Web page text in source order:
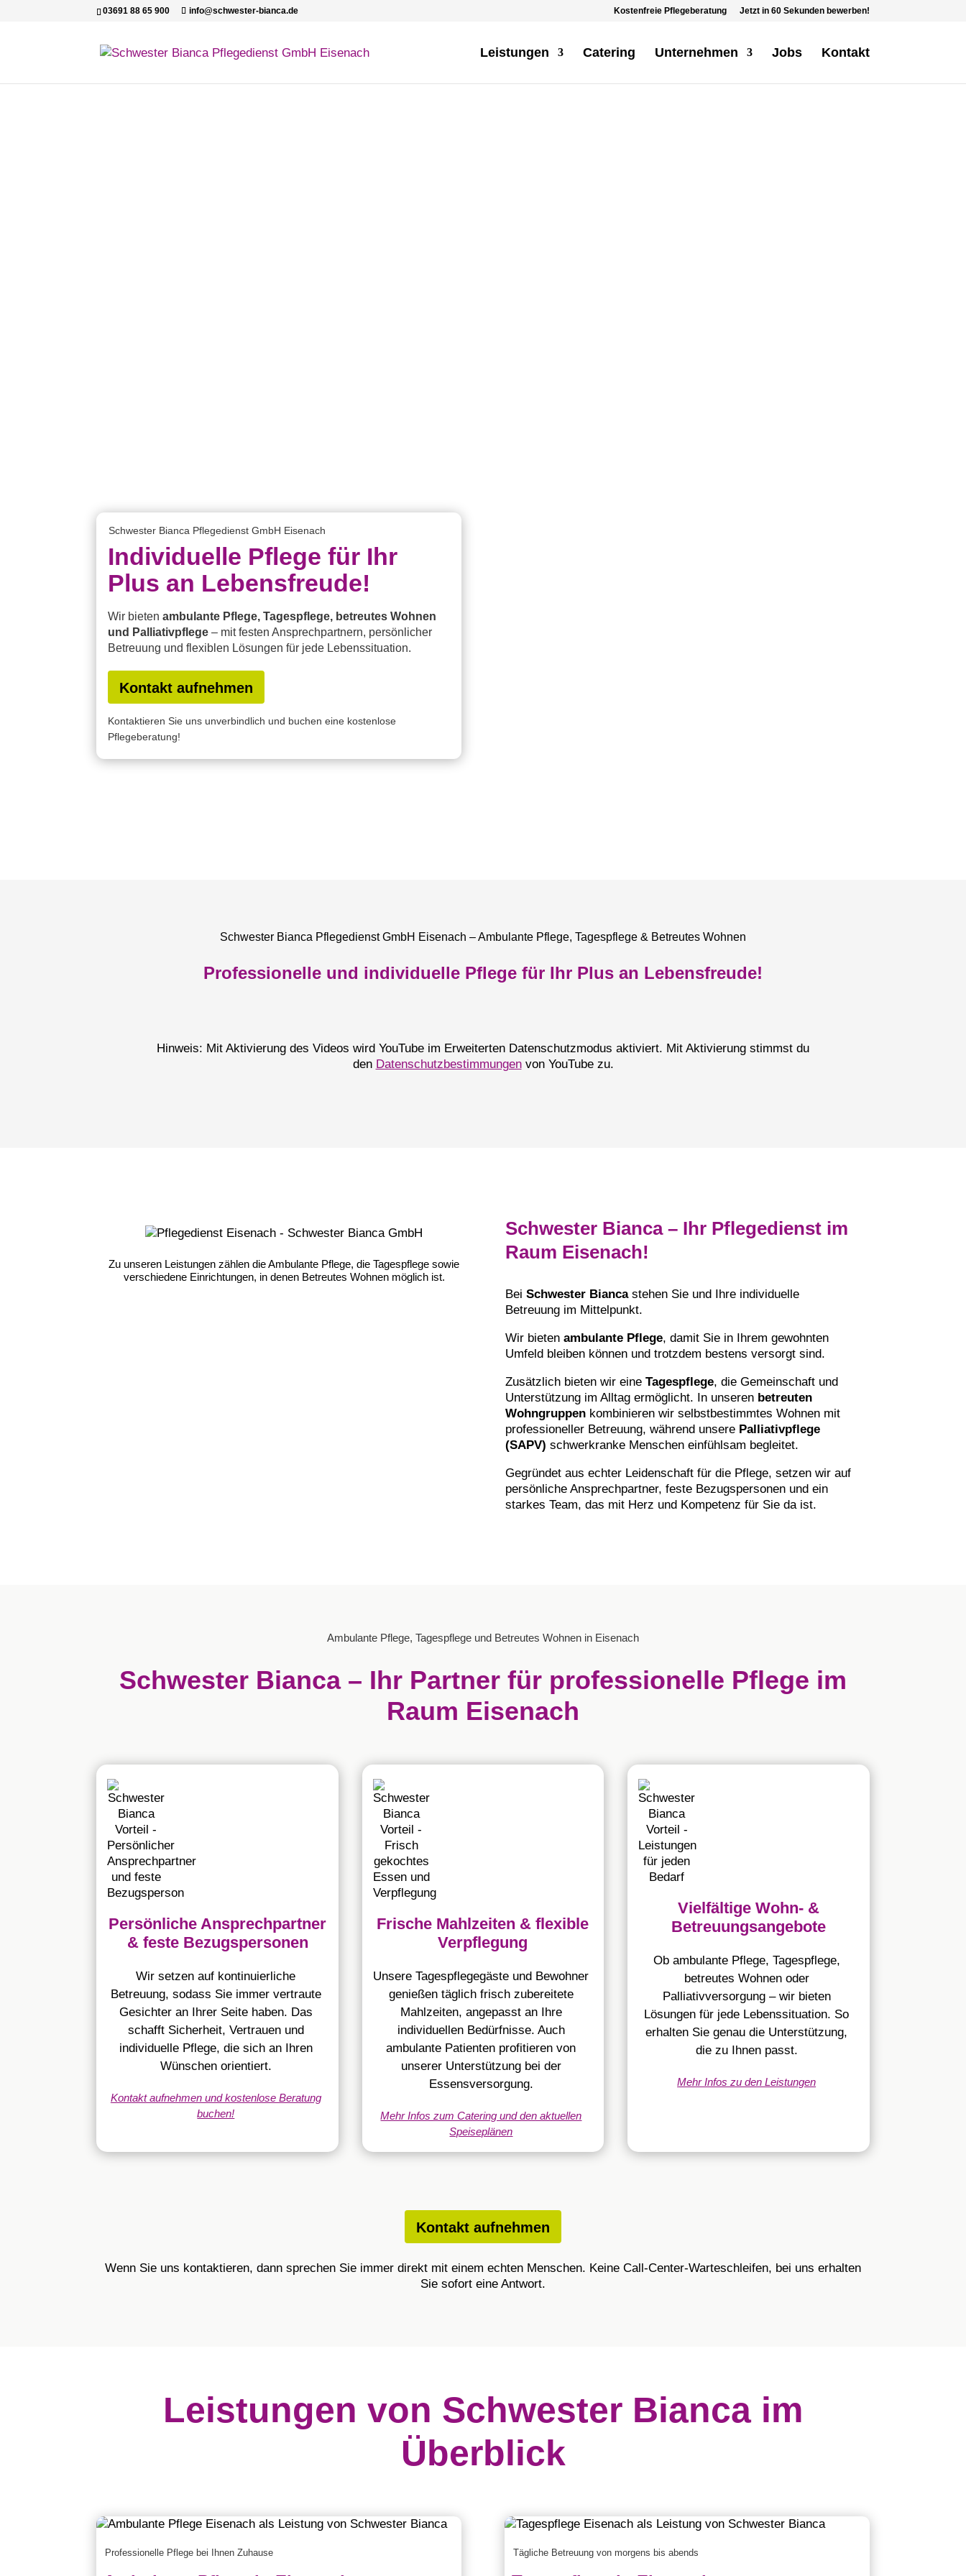
03691 88 65 900 info@schwester-bianca.de Kostenfreie Pflegeberatung Jetzt in 60 Sekunden bewerben!
Leistungen Catering Unternehmen Jobs Kontakt
Schwester Bianca Pflegedienst GmbH Eisenach
Individuelle Pflege für Ihr
Plus an Lebensfreude!
Wir bietenambulante Pflege, Tagespflege, betreutes Wohnen
und Palliativpflege – mit festen Ansprechpartnern, persönlicher
Betreuung und flexiblen Lösungen für jede Lebenssituation.
Kontakt aufnehmen
Kontaktieren Sie uns unverbindlich und buchen eine kostenlose
Pflegeberatung!
Schwester Bianca Pflegedienst GmbH Eisenach – Ambulante Pflege, Tagespflege & Betreutes Wohnen
Professionelle und individuelle Pflege für Ihr Plus an Lebensfreude!
Hinweis: Mit Aktivierung des Videos wird YouTube im Erweiterten Datenschutzmodus aktiviert. Mit Aktivierung stimmst du
den Datenschutzbestimmungenvon YouTube zu.
Zu unseren Leistungen zählen die Ambulante Pflege, die Tagespflege sowie
verschiedene Einrichtungen, in denen Betreutes Wohnen möglich ist.
Schwester Bianca – Ihr Pflegedienst im
Raum Eisenach!
BeiSchwester Biancastehen Sie und Ihre individuelle
Betreuung im Mittelpunkt.
Wir bietenambulante Pflege, damit Sie in Ihrem gewohnten
Umfeld bleiben können und trotzdem bestens versorgt sind.
Zusätzlich bieten wir eineTagespflege, die Gemeinschaft und
Unterstützung im Alltag ermöglicht. In unseren betreuten
Wohngruppen kombinieren wir selbstbestimmtes Wohnen mit
professioneller Betreuung, während unsere Palliativpflege
(SAPV) schwerkranke Menschen einfühlsam begleitet.
Gegründet aus echter Leidenschaft für die Pflege, setzen wir auf
persönliche Ansprechpartner, feste Bezugspersonen und ein
starkes Team, das mit Herz und Kompetenz für Sie da ist.
Ambulante Pflege, Tagespflege und Betreutes Wohnen in Eisenach
Schwester Bianca – Ihr Partner für professionelle Pflege im
Raum Eisenach
Persönliche Ansprechpartner
& feste Bezugspersonen
Wir setzen auf kontinuierliche
Betreuung, sodass Sie immer vertraute
Gesichter an Ihrer Seite haben. Das
schafft Sicherheit, Vertrauen und
individuelle Pflege, die sich an Ihren
Wünschen orientiert.
Kontakt aufnehmen und kostenlose Beratung
buchen!
Frische Mahlzeiten & flexible
Verpflegung
Unsere Tagespflegegäste und Bewohner
genießen täglich frisch zubereitete
Mahlzeiten, angepasst an Ihre
individuellen Bedürfnisse. Auch
ambulante Patienten profitieren von
unserer Unterstützung bei der
Essensversorgung.
Mehr Infos zum Catering und den aktuellen
Speiseplänen
Vielfältige Wohn- &
Betreuungsangebote
Ob ambulante Pflege, Tagespflege,
betreutes Wohnen oder
Palliativversorgung – wir bieten
Lösungen für jede Lebenssituation. So
erhalten Sie genau die Unterstützung,
die zu Ihnen passt.
Mehr Infos zu den Leistungen
Kontakt aufnehmen
Wenn Sie uns kontaktieren, dann sprechen Sie immer direkt mit einem echten Menschen. Keine Call-Center-Warteschleifen, bei uns erhalten
Sie sofort eine Antwort.
Leistungen von Schwester Bianca im
Überblick
Professionelle Pflege bei Ihnen Zuhause Tägliche Betreuung von morgens bis abends